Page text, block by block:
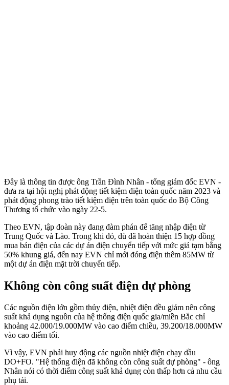
Đây là thông tin được ông Trần Đình Nhân - tổng giám đốc EVN -
đưa ra tại hội nghị phát động tiết kiệm điện toàn quốc năm 2023 và
phát động phong trào tiết kiệm điện trên toàn quốc do Bộ Công
Thương tổ chức vào ngày 22-5.
Theo EVN, tập đoàn này đang đàm phán để tăng nhập điện từ
Trung Quốc và Lào. Trong khi đó, dù đã hoàn thiện 15 hợp đồng
mua bán điện của các dự án điện chuyển tiếp với mức giá tạm bằng
50% khung giá, đến nay EVN chỉ mới đóng điện thêm 85MW từ
một dự án điện mặt trời chuyển tiếp.
Không còn công suất điện dự phòng
Các nguồn điện lớn gồm thủy điện, nhiệt điện đều giảm nên công
suất khả dụng nguồn của hệ thống điện quốc gia/miền Bắc chỉ
khoảng 42.000/19.000MW vào cao điểm chiều, 39.200/18.000MW
vào cao điểm tối.
Vì vậy, EVN phải huy động các nguồn nhiệt điện chạy dầu
DO+FO. "Hệ thống điện đã không còn công suất dự phòng" - ông
Nhân nói có thời điểm công suất khả dụng còn thấp hơn cả nhu cầu
phụ tải.